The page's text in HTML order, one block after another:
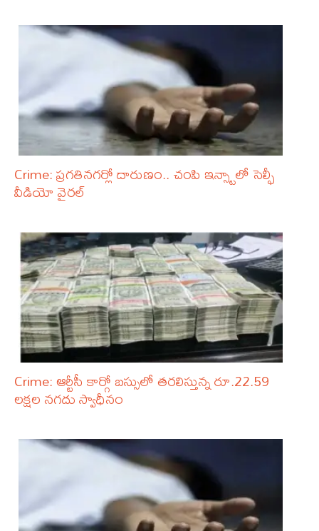
Crime: ప్రగతినగర్లో దారుణం.. చంపి ఇన్స్టాలో సెల్ఫీ
వీడియో వైరల్
Crime: ఆర్టీసీ కార్గో బస్సులో తరలిస్తున్న రూ.22.59
లక్షల నగదు స్వాధీనం